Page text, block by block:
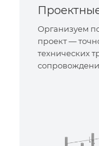
Организуем
проект —
технических